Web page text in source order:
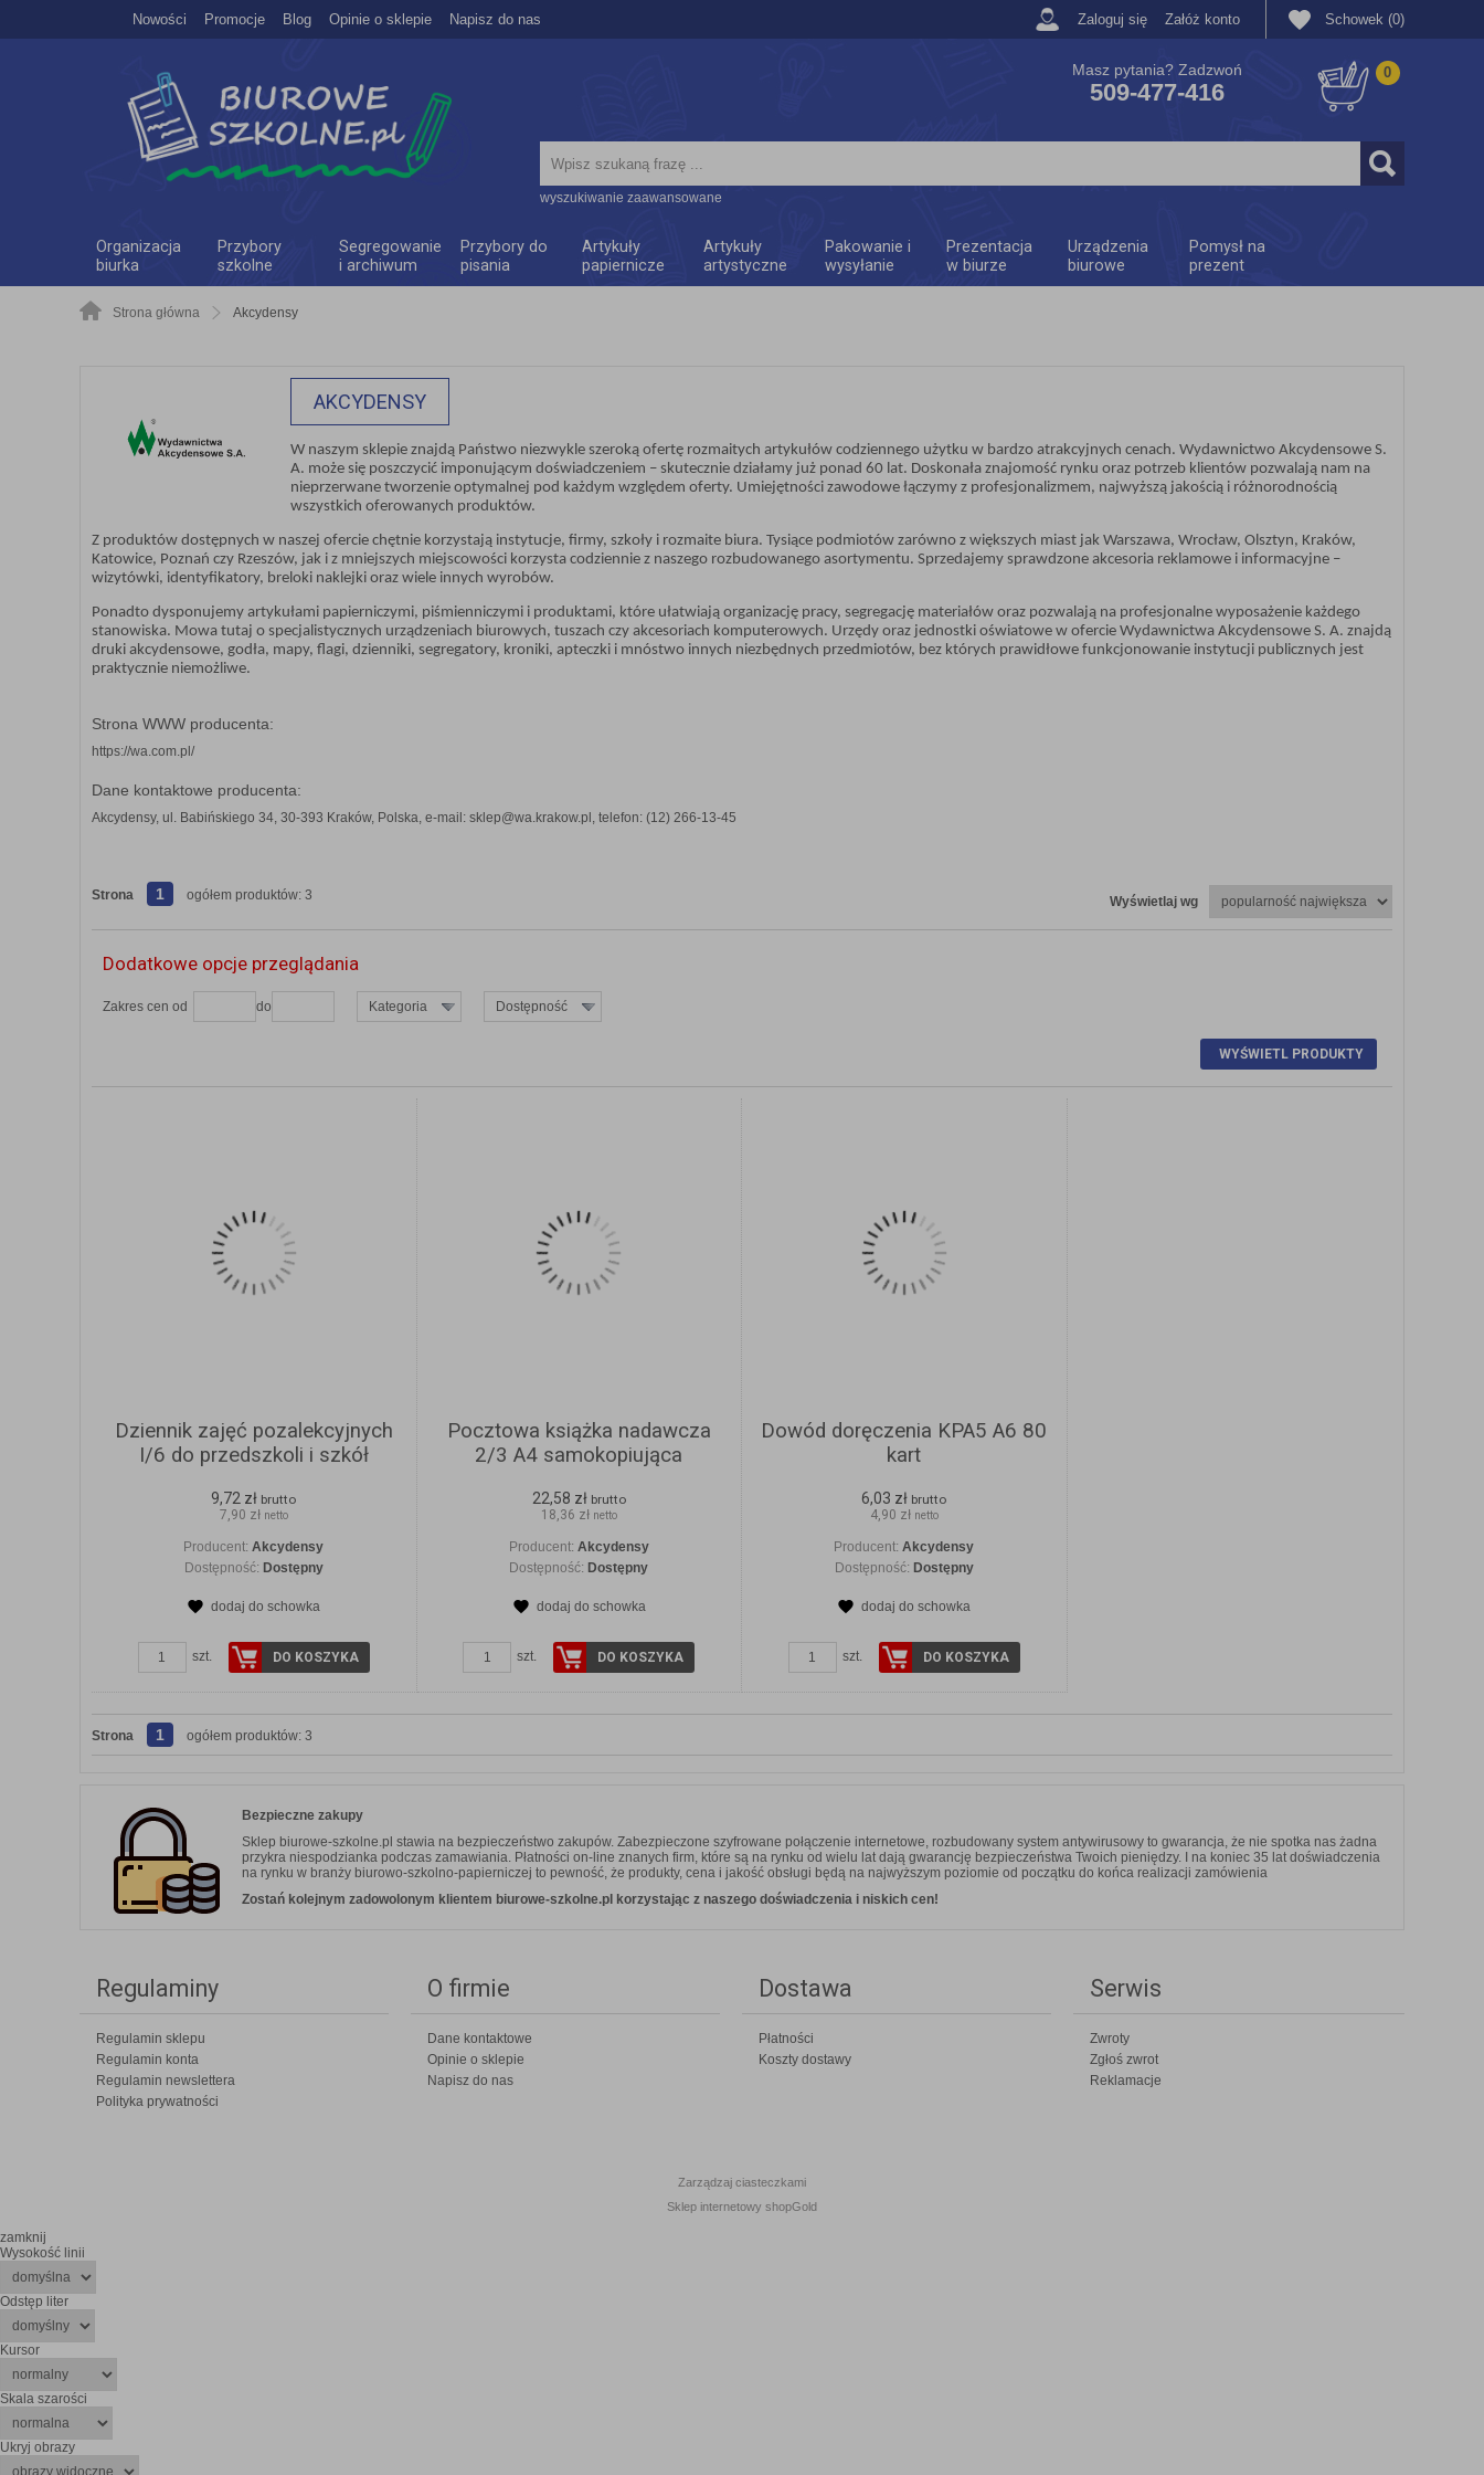
Nowości Promocje Blog Opinie o sklepie Napisz do nas Schowek (0)
Zaloguj się Załóż konto
Masz pytania? Zadzwoń
509-477-416
0
wyszukiwanie zaawansowane
Organizacja
biurka
Przybory
szkolne
Segregowanie
i archiwum
Przybory do
pisania
Artykuły
papiernicze
Artykuły
artystyczne
Pakowanie i
wysyłanie
Prezentacja
w biurze
Urządzenia
biurowe
Pomysł na
prezent
Strona główna Akcydensy
AKCYDENSY
W naszym sklepie znajdą Państwo niezwykle szeroką ofertę rozmaitych artykułów codziennego użytku w bardzo atrakcyjnych cenach. Wydawnictwo Akcydensowe S.
A. może się poszczycić imponującym doświadczeniem – skutecznie działamy już ponad 60 lat. Doskonała znajomość rynku oraz potrzeb klientów pozwalają nam na
nieprzerwane tworzenie optymalnej pod każdym względem oferty. Umiejętności zawodowe łączymy z profesjonalizmem, najwyższą jakością i różnorodnością
wszystkich oferowanych produktów.
Z produktów dostępnych w naszej ofercie chętnie korzystają instytucje, firmy, szkoły i rozmaite biura. Tysiące podmiotów zarówno z większych miast jak Warszawa, Wrocław, Olsztyn, Kraków,
Katowice, Poznań czy Rzeszów, jak i z mniejszych miejscowości korzysta codziennie z naszego rozbudowanego asortymentu. Sprzedajemy sprawdzone akcesoria reklamowe i informacyjne –
wizytówki, identyfikatory, breloki naklejki oraz wiele innych wyrobów.
Ponadto dysponujemy artykułami papierniczymi, piśmienniczymi i produktami, które ułatwiają organizację pracy, segregację materiałów oraz pozwalają na profesjonalne wyposażenie każdego
stanowiska. Mowa tutaj o specjalistycznych urządzeniach biurowych, tuszach czy akcesoriach komputerowych. Urzędy oraz jednostki oświatowe w ofercie Wydawnictwa Akcydensowe S. A. znajdą
druki akcydensowe, godła, mapy, flagi, dzienniki, segregatory, kroniki, apteczki i mnóstwo innych niezbędnych przedmiotów, bez których prawidłowe funkcjonowanie instytucji publicznych jest
praktycznie niemożliwe.
Strona WWW producenta:
https://wa.com.pl/
Dane kontaktowe producenta:
Akcydensy, ul. Babińskiego 34, 30-393 Kraków, Polska, e-mail: sklep@wa.krakow.pl, telefon: (12) 266-13-45
Strona 1 ogółem produktów: 3 Wyświetlaj wg
Dodatkowe opcje przeglądania
Zakres cen od do Kategoria Dostępność
Dziennik zajęć pozalekcyjnych
I/6 do przedszkoli i szkół
9,72 zł brutto
7,90 zł netto
Producent:Akcydensy
Dostępność: Dostępny
dodaj do schowka
szt. DO KOSZYKA
Pocztowa książka nadawcza
2/3 A4 samokopiująca
22,58 zł brutto
18,36 zł netto
Producent: Akcydensy
Dostępność: Dostępny
dodaj do schowka
szt. DO KOSZYKA
Dowód doręczenia KPA5 A6 80
kart
6,03 zł brutto
4,90 zł netto
Producent:Akcydensy
Dostępność: Dostępny
dodaj do schowka
szt. DO KOSZYKA
Strona 1 ogółem produktów: 3
Bezpieczne zakupy
Sklep biurowe-szkolne.pl stawia na bezpieczeństwo zakupów. Zabezpieczone szyfrowane połączenie internetowe, rozbudowany system antywirusowy to gwarancja, że nie spotka nas żadna
przykra niespodzianka podczas zamawiania. Płatności on-line znanych firm, które są na rynku od wielu lat dają gwarancję bezpieczeństwa Twoich pieniędzy. I na koniec 35 lat doświadczenia
na rynku w branży biurowo-szkolno-papierniczej to pewność, że produkty, cena i jakość obsługi będą na najwyższym poziomie od początku do końca realizacji zamówienia
Zostań kolejnym zadowolonym klientem biurowe-szkolne.pl korzystając z naszego doświadczenia i niskich cen!
Regulaminy
Regulamin sklepu
Regulamin konta
Regulamin newslettera
Polityka prywatności
O firmie
Dane kontaktowe
Opinie o sklepie
Napisz do nas
Dostawa
Płatności
Koszty dostawy
Serwis
Zwroty
Zgłoś zwrot
Reklamacje
Zarządzaj ciasteczkami
Sklep internetowy shopGold
zamknij
Wysokość linii
Odstęp liter
Kursor
Skala szarości
Ukryj obrazy